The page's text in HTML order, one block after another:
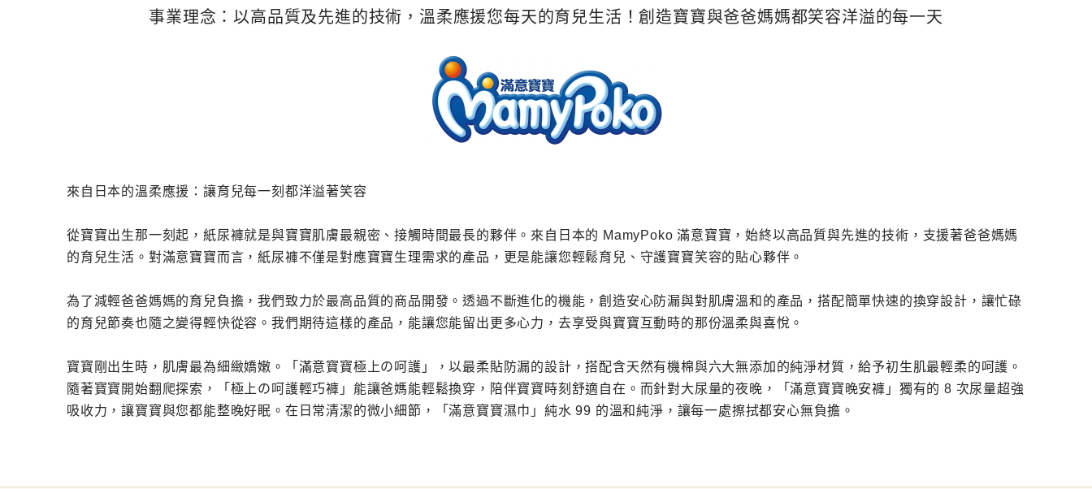
事業理念：以高品質及先進的技術，溫柔應援您每天的育兒生活！創造寶寶與爸爸媽媽都笑容洋溢的每一天
來自日本的溫柔應援：讓育兒每一刻都洋溢著笑容
從寶寶出生那一刻起，紙尿褲就是與寶寶肌膚最親密、接觸時間最長的夥伴。來自日本的 MamyPoko 滿意寶寶，始終以高品質與先進的技術，支援著爸爸媽媽
的育兒生活。對滿意寶寶而言，紙尿褲不僅是對應寶寶生理需求的產品，更是能讓您輕鬆育兒、守護寶寶笑容的貼心夥伴。
為了減輕爸爸媽媽的育兒負擔，我們致力於最高品質的商品開發。透過不斷進化的機能，創造安心防漏與對肌膚溫和的產品，搭配簡單快速的換穿設計，讓忙碌
的育兒節奏也隨之變得輕快從容。我們期待這樣的產品，能讓您能留出更多心力，去享受與寶寶互動時的那份溫柔與喜悅。
寶寶剛出生時，肌膚最為細緻嬌嫩。「滿意寶寶極上の呵護」，以最柔貼防漏的設計，搭配含天然有機棉與六大無添加的純淨材質，給予初生肌最輕柔的呵護。
隨著寶寶開始翻爬探索，「極上の呵護輕巧褲」能讓爸媽能輕鬆換穿，陪伴寶寶時刻舒適自在。而針對大尿量的夜晚，「滿意寶寶晚安褲」獨有的 8 次尿量超強
吸收力，讓寶寶與您都能整晚好眠。在日常清潔的微小細節，「滿意寶寶濕巾」純水 99 的溫和純淨，讓每一處擦拭都安心無負擔。